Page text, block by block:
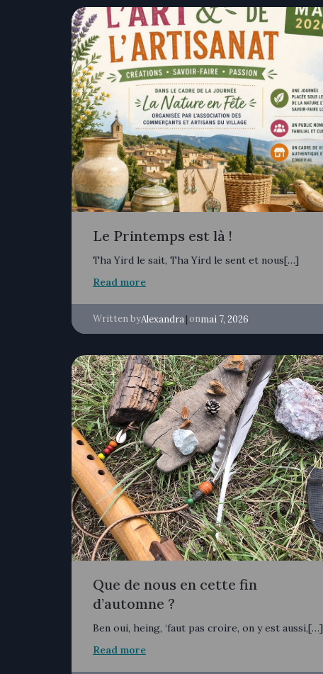
Le Printemps est là !
Tha Yird le sait, Tha Yird le sent et nous[…]
Read more
Written byAlexandra| onmai 7, 2026
Que de nous en cette fin
d’automne ?
Ben oui, heing, ‘faut pas croire, on y est aussi,[…]
Read more